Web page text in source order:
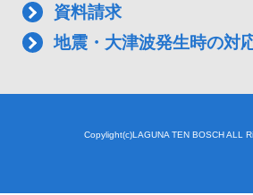
資料請求
地震・大津波発生時の対
Copylight(c)LAGUNA TEN BOSCH ALL